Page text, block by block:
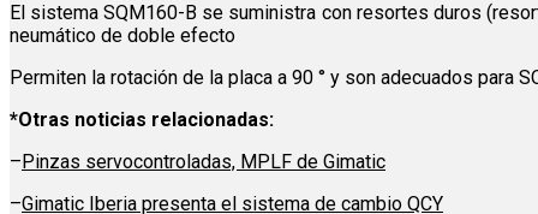
El sistema SQM160-B se suministra con resortes duros
neumático de doble efecto
Permiten la rotación de la placa a 90 ° y son adecuados para
*Otras noticias relacionadas:
– Pinzas servocontroladas, MPLF de Gimatic
–Gimatic Iberia presenta el sistema de cambio QCY